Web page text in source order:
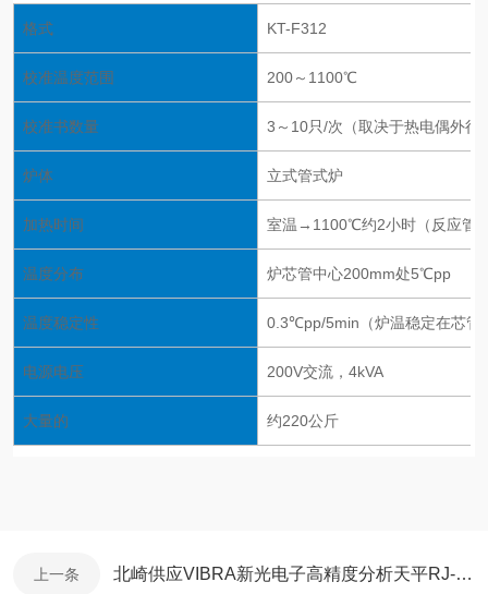
格式 KT-F312
校准温度范围 200～1100℃
校准书数量 3～10只/次（取决于热电偶外径
炉体 立式管式炉
加热时间 室温→1100℃约2小时（反应管
温度分布 炉芯管中心200mm处5℃pp
温度稳定性 0.3℃pp/5min（炉温稳定在芯管
电源电压 200V交流，4kVA
大量的 约220公斤
上一条 北崎供应VIBRA新光电子高精度分析天平RJ-3200